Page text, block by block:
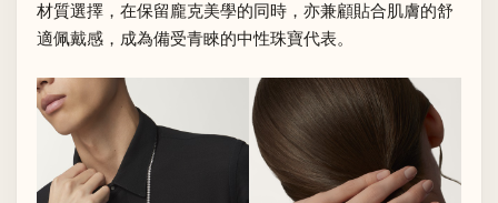
材質選擇，在保留龐克美學的同時，亦兼顧貼合肌膚的舒
適佩戴感，成為備受青睞的中性珠寶代表。